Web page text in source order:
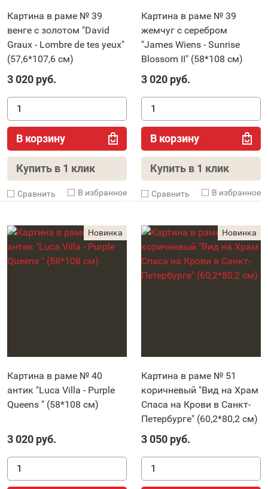
Картина в раме № 39
венге с золотом "David
Graux - Lombre de tes yeux"
(57,6*107,6 см)
3 020 руб.
В корзину
Купить в 1 клик
Cравнить В избранное
Картина в раме № 39
жемчуг с серебром
"James Wiens - Sunrise
Blossom II" (58*108 см)
3 020 руб.
В корзину
Купить в 1 клик
Cравнить В избранное
Картина в раме № 40
антик "Luca Villa - Purple
Queens " (58*108 см)
3 020 руб.
Картина в раме № 51
коричневый "Вид на Храм
Спаса на Крови в Санкт-
Петербурге" (60,2*80,2 см)
3 050 руб.